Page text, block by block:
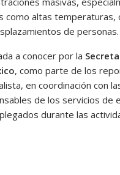
como altas temperaturas,
de personas.
a conocer por la
, como parte de los
en coordinación con
de los servicios de
durante las